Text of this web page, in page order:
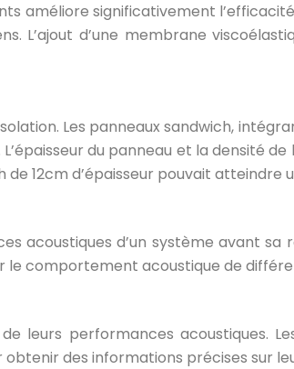
améliore significativement
L’ajout d’une membrane
Les panneaux sandwich,
du panneau et la densité
12cm d’épaisseur pouvait atteindre
acoustiques d’un système avant
le comportement acoustique de
leurs performances acoustiques.
des informations précises sur